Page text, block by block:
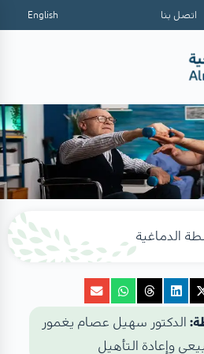
اتصل بنا English
الدماغية
الدكتور سهيل عصام يغمور
وإعادة التأهيل